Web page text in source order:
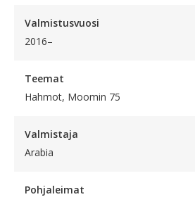
Valmistusvuosi
2016–
Teemat
Hahmot, Moomin 75
Valmistaja
Arabia
Pohjaleimat